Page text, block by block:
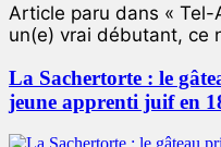
Article paru dans « Tel-
un(e) vrai débutant, ce
La Sachertorte : le
jeune apprenti juif en